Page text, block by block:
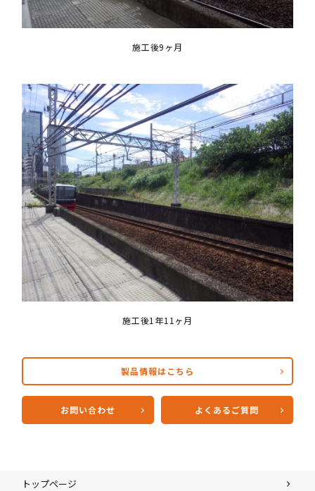
施工後9ヶ月
施工後1年11ヶ月
製品情報はこちら
お問い合わせ よくあるご質問
トップページ